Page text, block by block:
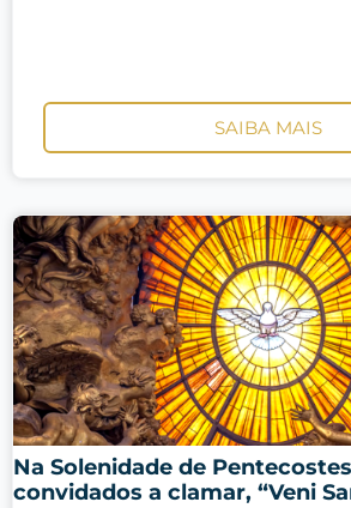
SAIBA MAIS
Na Solenidade de
convidados a clamar, “Veni